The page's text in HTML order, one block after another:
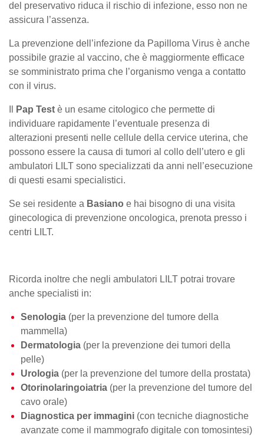
del preservativo riduca il rischio di infezione, esso non ne
assicura l’assenza.
La prevenzione dell’infezione da Papilloma Virus è anche
possibile grazie al vaccino, che è maggiormente efficace
se somministrato prima che l’organismo venga a contatto
con il virus.
Pap Test è un esame citologico che permette di
individuare rapidamente l’eventuale presenza di
alterazioni presenti nelle cellule della cervice uterina, che
possono essere la causa di tumori al collo dell’utero e gli
ambulatori LILT sono specializzati da anni nell’esecuzione
di questi esami specialistici.
Se sei residente a Basiano e hai bisogno di una visita
ginecologica di prevenzione oncologica, prenota presso i
centri LILT.
Ricorda inoltre che negli ambulatori LILT potrai trovare
anche specialisti in:
Senologia (per la prevenzione del tumore della
mammella)
Dermatologia (per la prevenzione dei tumori della
pelle)
Urologia (per la prevenzione del tumore della prostata)
Otorinolaringoiatria (per la prevenzione del tumore del
cavo orale)
Diagnostica per immagini (con tecniche diagnostiche
avanzate come il mammografo digitale con tomosintesi)